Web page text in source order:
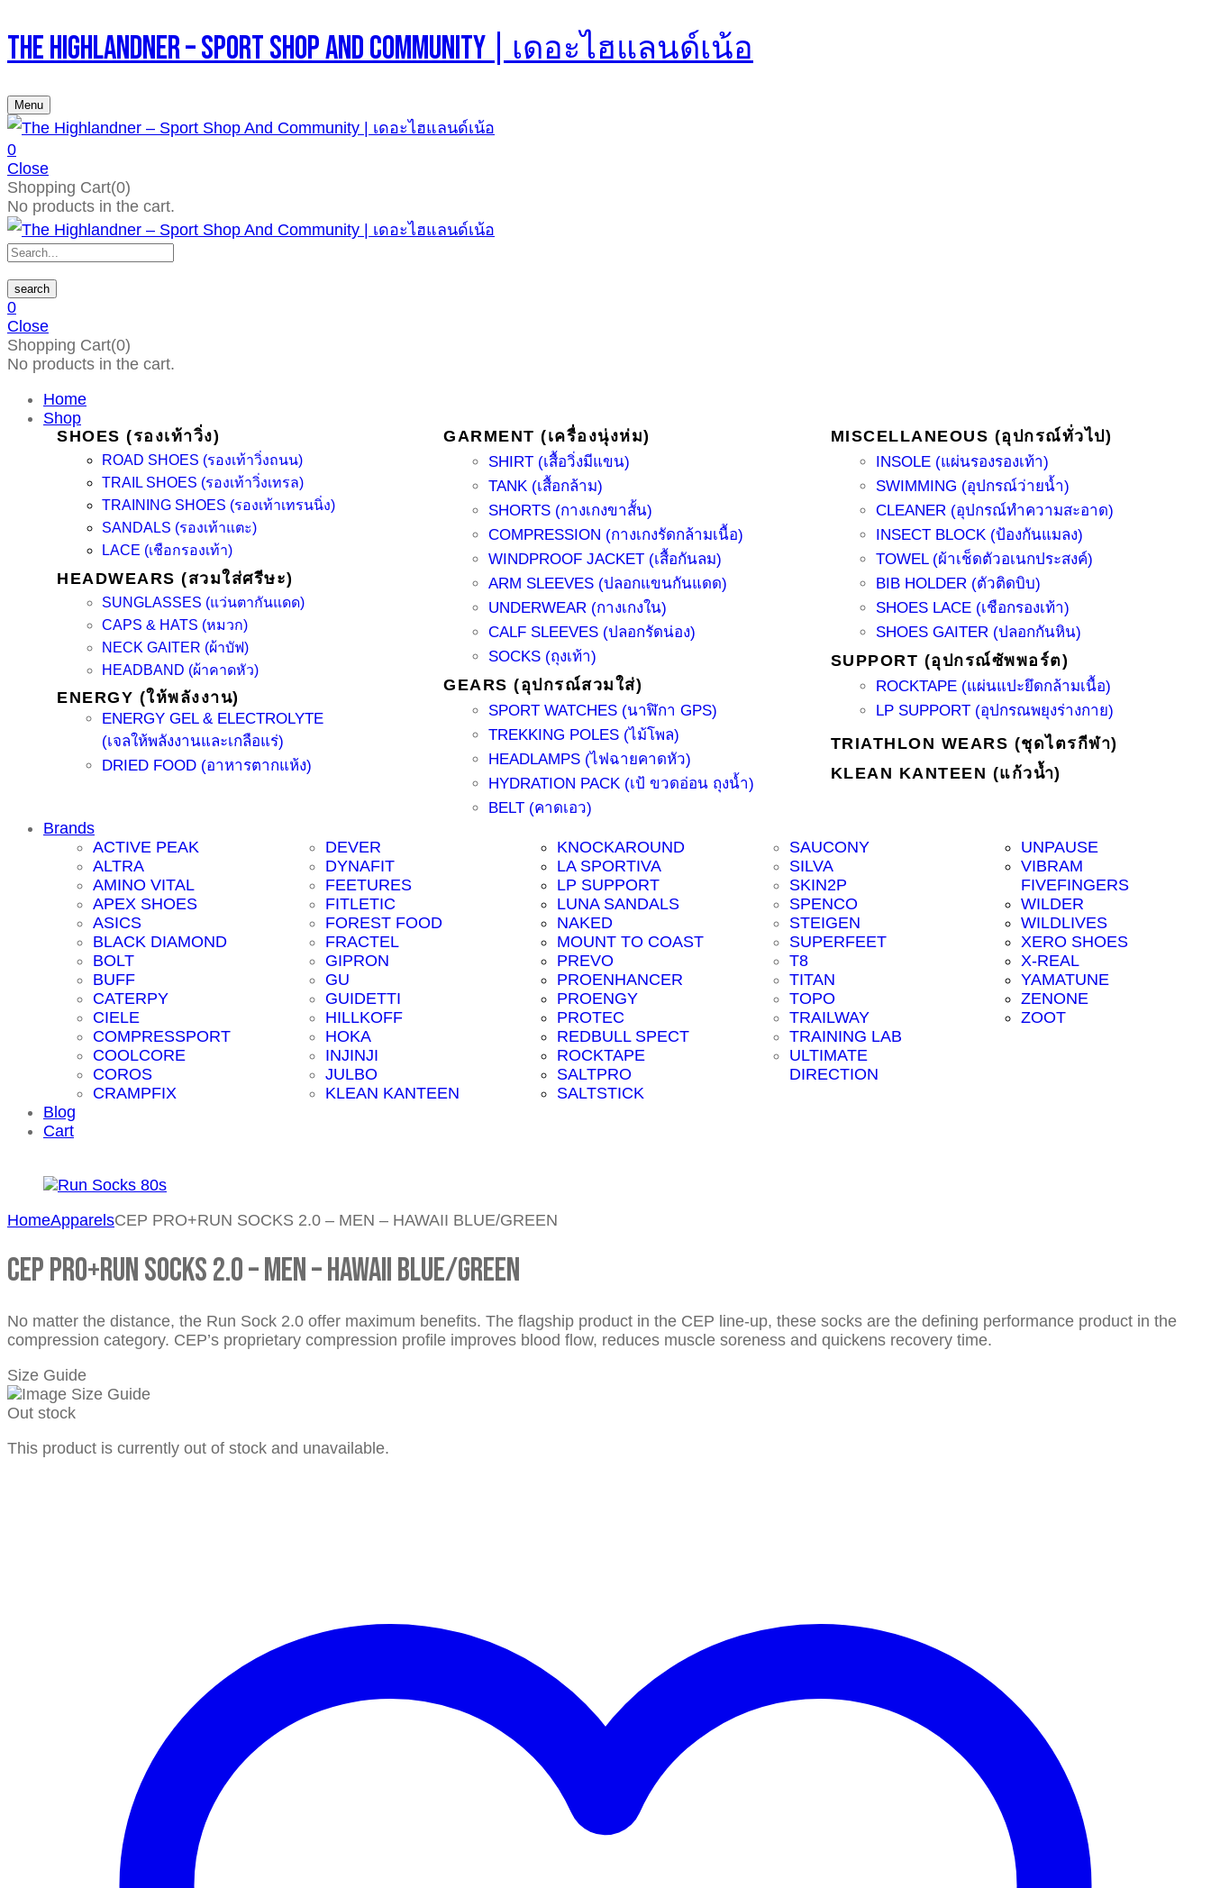
The Highlandner – Sport Shop And Community | เดอะไฮแลนด์เน้อ
Menu
0
Close
Shopping Cart(0)
No products in the cart.
search
0
Close
Shopping Cart(0)
No products in the cart.
Home
Shop
SHOES (รองเท้าวิ่ง)
ROAD SHOES (รองเท้าวิ่งถนน)
TRAIL SHOES (รองเท้าวิ่งเทรล)
TRAINING SHOES (รองเท้าเทรนนิ่ง)
SANDALS (รองเท้าแตะ)
LACE (เชือกรองเท้า)
HEADWEARS (สวมใส่ศรีษะ)
SUNGLASSES (แว่นตากันแดด)
CAPS & HATS (หมวก)
NECK GAITER (ผ้าบัฟ)
HEADBAND (ผ้าคาดหัว)
ENERGY (ให้พลังงาน)
ENERGY GEL & ELECTROLYTE
(เจลให้พลังงานและเกลือแร่)
DRIED FOOD (อาหารตากแห้ง)
GARMENT (เครื่องนุ่งห่ม)
SHIRT (เสื้อวิ่งมีแขน)
TANK (เสื้อกล้าม)
SHORTS (กางเกงขาสั้น)
COMPRESSION (กางเกงรัดกล้ามเนื้อ)
WINDPROOF JACKET (เสื้อกันลม)
ARM SLEEVES (ปลอกแขนกันแดด)
UNDERWEAR (กางเกงใน)
CALF SLEEVES (ปลอกรัดน่อง)
SOCKS (ถุงเท้า)
GEARS (อุปกรณ์สวมใส่)
SPORT WATCHES (นาฬิกา GPS)
TREKKING POLES (ไม้โพล)
HEADLAMPS (ไฟฉายคาดหัว)
HYDRATION PACK (เป้ ขวดอ่อน ถุงน้ำ)
BELT (คาดเอว)
MISCELLANEOUS (อุปกรณ์ทั่วไป)
INSOLE (แผ่นรองรองเท้า)
SWIMMING (อุปกรณ์ว่ายน้ำ)
CLEANER (อุปกรณ์ทำความสะอาด)
INSECT BLOCK (ป้องกันแมลง)
TOWEL (ผ้าเช็ดตัวอเนกประสงค์)
BIB HOLDER (ตัวติดบิบ)
SHOES LACE (เชือกรองเท้า)
SHOES GAITER (ปลอกกันหิน)
SUPPORT (อุปกรณ์ซัพพอร์ต)
ROCKTAPE (แผ่นแปะยึดกล้ามเนื้อ)
LP SUPPORT (อุปกรณพยุงร่างกาย)
TRIATHLON WEARS (ชุดไตรกีฬา)
KLEAN KANTEEN (แก้วน้ำ)
Brands
ACTIVE PEAK
ALTRA
AMINO VITAL
APEX SHOES
ASICS
BLACK DIAMOND
BOLT
BUFF
CATERPY
CIELE
COMPRESSPORT
COOLCORE
COROS
CRAMPFIX
DEVER
DYNAFIT
FEETURES
FITLETIC
FOREST FOOD
FRACTEL
GIPRON
GU
GUIDETTI
HILLKOFF
HOKA
INJINJI
JULBO
KLEAN KANTEEN
KNOCKAROUND
LA SPORTIVA
LP SUPPORT
LUNA SANDALS
NAKED
MOUNT TO COAST
PREVO
PROENHANCER
PROENGY
PROTEC
REDBULL SPECT
ROCKTAPE
SALTPRO
SALTSTICK
SAUCONY
SILVA
SKIN2P
SPENCO
STEIGEN
SUPERFEET
T8
TITAN
TOPO
TRAILWAY
TRAINING LAB
ULTIMATE
DIRECTION
UNPAUSE
VIBRAM
FIVEFINGERS
WILDER
WILDLIVES
XERO SHOES
X-REAL
YAMATUNE
ZENONE
ZOOT
Blog
Cart
HomeApparelsCEP PRO+RUN SOCKS 2.0 – MEN – HAWAII BLUE/GREEN
CEP PRO+RUN SOCKS 2.0 – MEN – HAWAII BLUE/GREEN
No matter the distance, the Run Sock 2.0 offer maximum benefits. The flagship product in the CEP line-up, these socks are the defining performance product in the
compression category. CEP’s proprietary compression profile improves blood flow, reduces muscle soreness and quickens recovery time.
Size Guide
Out stock
This product is currently out of stock and unavailable.